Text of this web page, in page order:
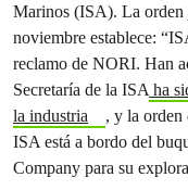
Marinos (ISA). La orden
noviembre establece:
reclamo de NORI. Han
Secretaría de la ISAha
la industria
, y la orden
ISA está a bordo del
Company para su